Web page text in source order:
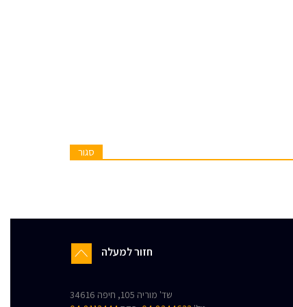
סגור
חזור למעלה
שד' מוריה 105, חיפה 34616